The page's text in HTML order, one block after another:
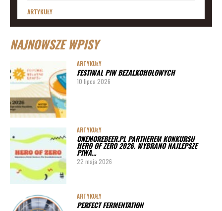
ARTYKUŁY
Lista imprez i festiwali piwnych 2020 – daty
ARTYKUŁY
ARTYKUŁY
Lista imprez i festiwali piwnych 2020 – miasta
ARTYKUŁY
Pędy chmielu – danie ekskluzywne
PORADY
Jak działa instalacja do wyszynku piwa w barze
NAJNOWSZE WPISY
ARTYKUŁY
FESTIWAL PIW BEZALKOHOLOWYCH
10 lipca 2026
ARTYKUŁY
ONEMOREBEER.PL PARTNEREM KONKURSU
HERO OF ZERO 2026. WYBRANO NAJLEPSZE
PIWA…
22 maja 2026
ARTYKUŁY
PERFECT FERMENTATION